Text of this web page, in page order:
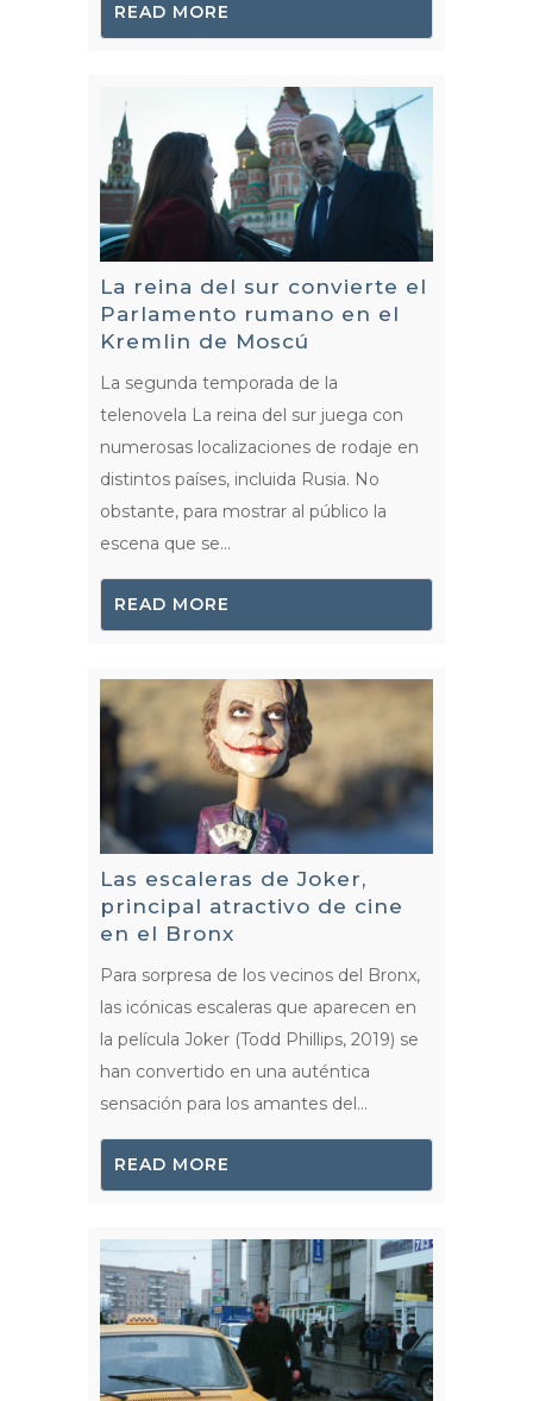
READ MORE
La reina del sur convierte el
Parlamento rumano en el
Kremlin de Moscú
La segunda temporada de la
telenovela La reina del sur juega con
numerosas localizaciones de rodaje en
distintos países, incluida Rusia. No
obstante, para mostrar al público la
escena que se...
READ MORE
Las escaleras de Joker,
principal atractivo de cine
en el Bronx
Para sorpresa de los vecinos del Bronx,
las icónicas escaleras que aparecen en
la película Joker (Todd Phillips, 2019) se
han convertido en una auténtica
sensación para los amantes del...
READ MORE